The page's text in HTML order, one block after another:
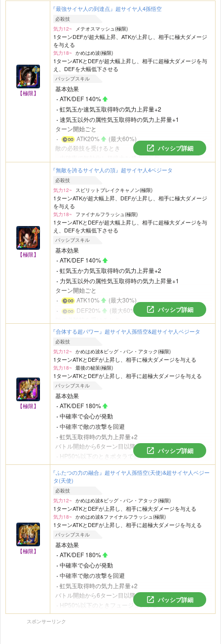
気力+3
必ず追加攻撃し高確率で必殺技が発動
敵が2体以上いるとき
気力+5
必殺技が追加発動
バトル開始から4ターン目以降
変身する
【極限】
『最強サイヤ人の到達点』超サイヤ人4孫悟空
必殺技
気力12~
メテオスマッシュ(極限)
1ターンDEFが超大幅上昇、ATKが上昇し、相手に極大ダメージ
を与える
気力18~ かめはめ波(極限)
1ターンATKとDEFが超大幅上昇し、相手に超極大ダメージを与
え、DEFを大幅低下させる
パッシブスキル
基本効果
ATK/DEF 140%
虹気玉か速気玉取得時の気力上昇量+2
速気玉以外の属性気玉取得時の気力上昇量+1
ターン開始ごと
ATK20%
(最大60%)
敵の必殺技を受けるとき
中確率で無効化し超絶大な威力で反撃
敵が2体以上いるとき
または気力メーター24で攻撃時
攻撃した敵をアクションブレイク
パッシブ詳細
【極限】
『無敵を誇るサイヤ人の頂』超サイヤ人4ベジータ
必殺技
気力12~
スピリットブレイクキャノン(極限)
1ターンATKが超大幅上昇、DEFが上昇し、相手に極大ダメージ
を与える
気力18~ ファイナルフラッシュ(極限)
1ターンATKとDEFが超大幅上昇し、相手に超極大ダメージを与
え、DEFを大幅低下させる
パッシブスキル
基本効果
ATK/DEF 140%
虹気玉か力気玉取得時の気力上昇量+2
力気玉以外の属性気玉取得時の気力上昇量+1
ターン開始ごと
ATK10%
(最大30%)
DEF20%
(最大60%)
中確率で無効化し超絶大な威力で反撃
敵が2体以上いるとき
アクティブスキル発動時
または気力メーター24で攻撃時
攻撃した敵をアクションブレイク
パッシブ詳細
【極限】
『合体する超パワー』超サイヤ人孫悟空&超サイヤ人ベジータ
必殺技
気力12~ かめはめ波&ビッグ・バン・アタック(極限)
1ターンATKとDEFが上昇し、相手に極大ダメージを与える
気力18~ 最後の秘策(極限)
1ターンATKとDEFが上昇し、相手に超極大ダメージを与える
パッシブスキル
基本効果
ATK/DEF 180%
中確率で会心が発動
中確率で敵の攻撃を回避
虹気玉取得時の気力上昇量+2
バトル開始から6ターン目以降
HP50%以下のときポタラで合体する
パッシブ詳細
【極限】
『ふたつの力の融合』超サイヤ人孫悟空(天使)&超サイヤ人ベジー
タ(天使)
必殺技
気力12~ かめはめ波&ビッグ・バン・アタック(極限)
1ターンATKとDEFが上昇し、相手に極大ダメージを与える
気力18~ かめはめ波&ファイナルフラッシュ(極限)
1ターンATKとDEFが上昇し、相手に超極大ダメージを与える
パッシブスキル
基本効果
ATK/DEF 180%
中確率で会心が発動
中確率で敵の攻撃を回避
虹気玉取得時の気力上昇量+2
バトル開始から6ターン目以降
HP50%以下のときフュージョンする
パッシブ詳細
スポンサーリンク